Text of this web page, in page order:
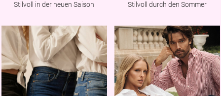
Stilvoll in der neuen Saison Stilvoll durch den Sommer